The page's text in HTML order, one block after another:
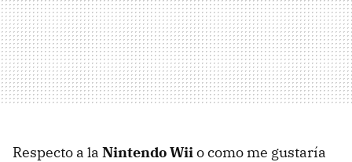
Respecto a la Nintendo Wiio como me gustaría